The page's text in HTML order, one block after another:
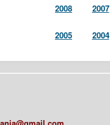
2008 2007
2005 2004